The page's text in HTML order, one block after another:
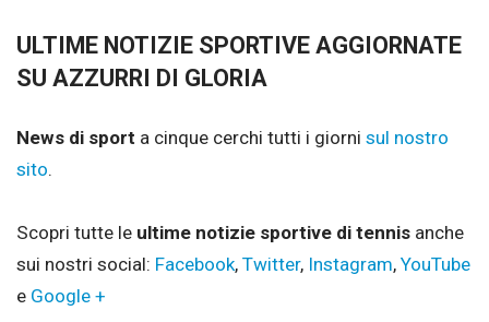
ULTIME NOTIZIE SPORTIVE AGGIORNATE
SU AZZURRI DI GLORIA
News di sport a cinque cerchi tutti i giorni sul nostro
sito.
Scopri tutte le ultime notizie sportive di tennis anche
sui nostri social: Facebook, Twitter, Instagram, YouTube
e Google +